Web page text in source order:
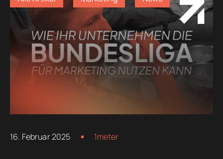
16. Februar 2025 1meter